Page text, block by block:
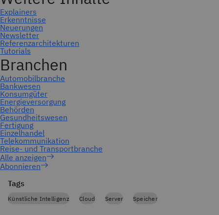
Abonnieren
Tags
Künstliche Intelligenz Cloud Server Speicher